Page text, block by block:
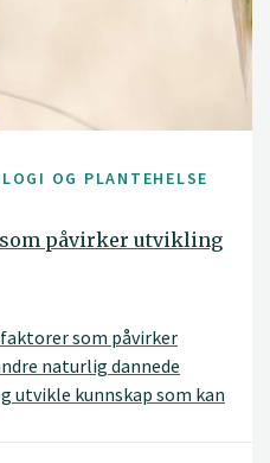
OG PLANTEHELSE
påvirker utvikling
som påvirker
naturlig dannede
utvikle kunnskap som kan